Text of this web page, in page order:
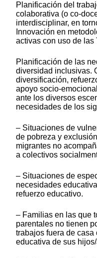
Planificación del
colaborativa (o co-
interdisciplinar, en
Innovación en
activas con uso de las
Planificación de las
diversidad inclusivas.
diversificación,
apoyo socio-
ante los diversos
necesidades de los
– Situaciones de
de pobreza y
migrantes no
a colectivos
– Situaciones de
necesidades
refuerzo educativo.
– Familias en las que
parentales no tienen
trabajos fuera de
educativa de sus